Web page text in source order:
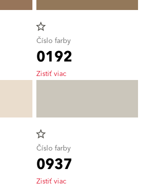
star_border
Číslo farby
0192
Zistiť viac
star_border
Číslo farby
0937
Zistiť viac